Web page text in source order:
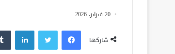
20 فبراير، 2026
شاركها
فيسبوك لينكدإن